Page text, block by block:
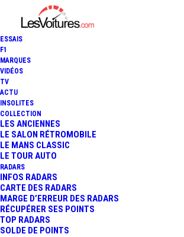
ESSAIS
F1
MARQUES
VIDÉOS
TV
ACTU
INSOLITES
COLLECTION
LES ANCIENNES
LE SALON RÉTROMOBILE
LE MANS CLASSIC
LE TOUR AUTO
RADARS
INFOS RADARS
CARTE DES RADARS
MARGE D’ERREUR DES RADARS
RÉCUPÉRER SES POINTS
TOP RADARS
SOLDE DE POINTS
18 février 2020